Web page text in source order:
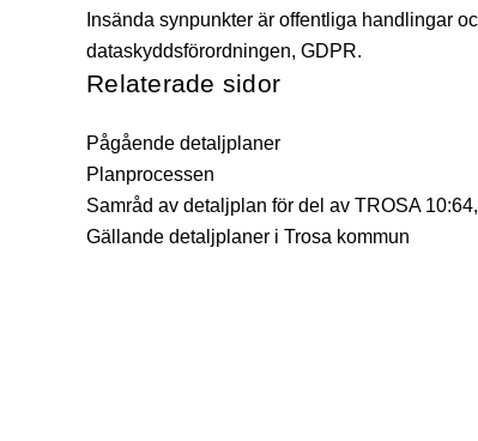
Insända synpunkter är offentliga handlingar
dataskyddsförordningen, GDPR.
Relaterade sidor
Pågående detaljplaner
Planprocessen
Samråd av detaljplan för del av TROSA
Gällande detaljplaner i Trosa kommun